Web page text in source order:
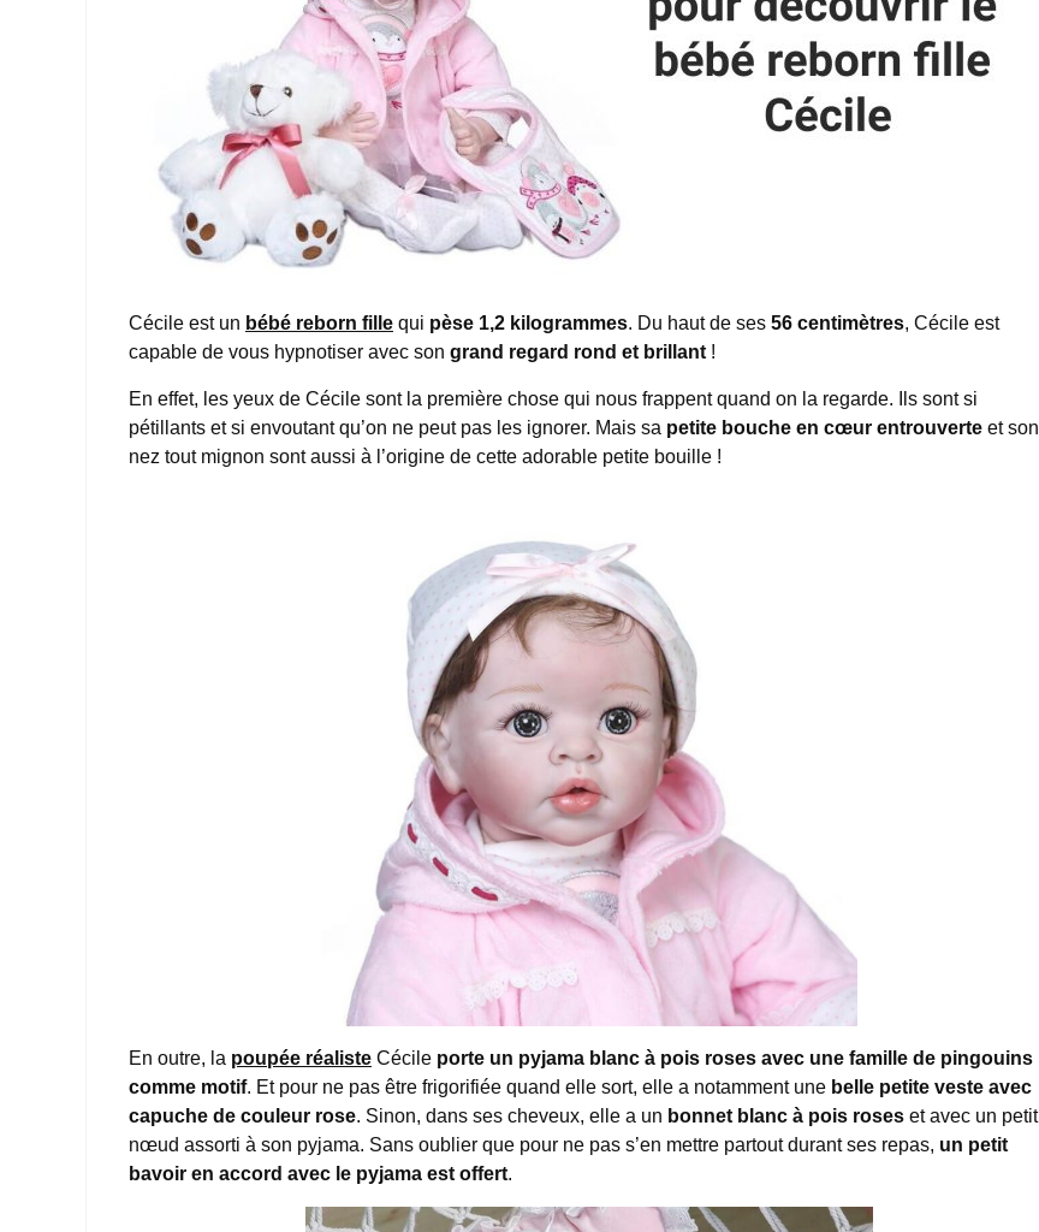
Cécile est un bébé reborn fille qui pèse 1,2 kilogrammes. Du haut de ses 56 centimètres, Cécile est
capable de vous hypnotiser avec son grand regard rond et brillant !
En effet, les yeux de Cécile sont la première chose qui nous frappent quand on la regarde. Ils sont si
pétillants et si envoutant qu’on ne peut pas les ignorer. Mais sa petite bouche en cœur entrouverte et son
nez tout mignon sont aussi à l’origine de cette adorable petite bouille !
En outre, la poupée réaliste Cécile porte un pyjama blanc à pois roses avec une famille de pingouins
comme motif. Et pour ne pas être frigorifiée quand elle sort, elle a notamment une belle petite veste avec
capuche de couleur rose. Sinon, dans ses cheveux, elle a un bonnet blanc à pois roses et avec un petit
nœud assorti à son pyjama. Sans oublier que pour ne pas s’en mettre partout durant ses repas, un petit
bavoir en accord avec le pyjama est offert.